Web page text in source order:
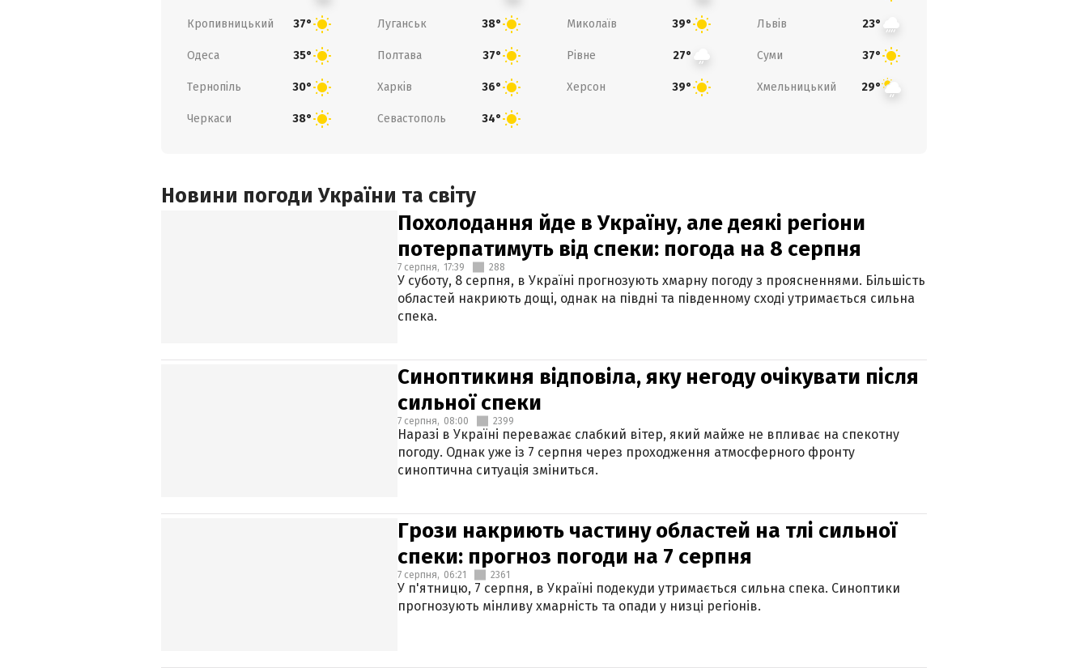
Кропивницький 37° Луганськ 38° Миколаїв 39° Львів 23°
Одеса 35° Полтава 37° Рівне 27° Суми 37°
Тернопіль 30° Харків 36° Херсон 39° Хмельницький 29°
Черкаси 38° Севастополь 34°
Новини погоди України та світу
Похолодання йде в Україну, але деякі регіони
потерпатимуть від спеки: погода на 8 серпня
7 серпня, 17:39 288
У суботу, 8 серпня, в Україні прогнозують хмарну погоду з проясненнями. Більшість
областей накриють дощі, однак на півдні та південному сході утримається сильна
спека.
Синоптикиня відповіла, яку негоду очікувати після
сильної спеки
7 серпня, 08:00 2399
Наразі в Україні переважає слабкий вітер, який майже не впливає на спекотну
погоду. Однак уже із 7 серпня через проходження атмосферного фронту
синоптична ситуація зміниться.
Грози накриють частину областей на тлі сильної
спеки: прогноз погоди на 7 серпня
7 серпня, 06:21 2361
У п'ятницю, 7 серпня, в Україні подекуди утримається сильна спека. Синоптики
прогнозують мінливу хмарність та опади у низці регіонів.